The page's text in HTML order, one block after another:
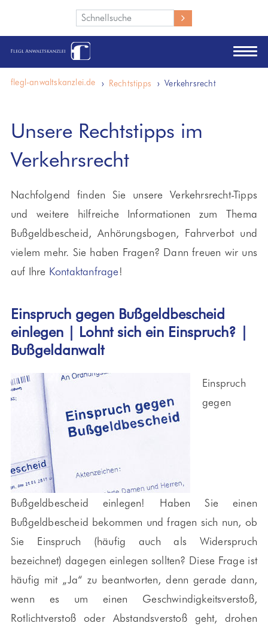
Wie können wir Ihnen helfen?
flegl-anwaltskanzlei.de Rechtstipps Verkehrsrecht
Unsere Rechtstipps im
Verkehrsrecht
Nachfolgend finden Sie unsere Verkehrsrecht-Tipps
und weitere hilfreiche Informationen zum Thema
Bußgeldbescheid, Anhörungsbogen, Fahrverbot und
vielem mehr. Sie haben Fragen? Dann freuen wir uns
auf Ihre Kontaktanfrage!
Einspruch gegen Bußgeldbescheid
einlegen | Lohnt sich ein Einspruch? |
Bußgeldanwalt
Einspruch
gegen
Bußgeldbescheid einlegen! Haben Sie einen
Bußgeldbescheid bekommen und fragen sich nun, ob
Sie Einspruch (häufig auch als Widerspruch
bezeichnet) dagegen einlegen sollten? Diese Frage ist
häufig mit „Ja“ zu beantworten, denn gerade dann,
wenn es um einen Geschwindigkeitsverstoß,
Rotlichtverstoß oder Abstandsverstoß geht, drohen